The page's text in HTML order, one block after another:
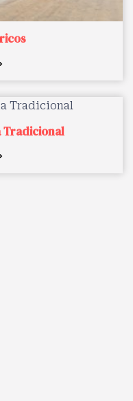
Tradicional